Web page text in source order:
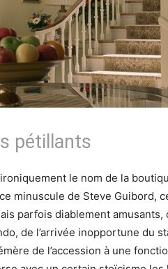
pétillants
le nom de la
minuscule de Steve Guibord,
parfois diablement amusants,
de l’arrivée inopportune du
de l’accession à une